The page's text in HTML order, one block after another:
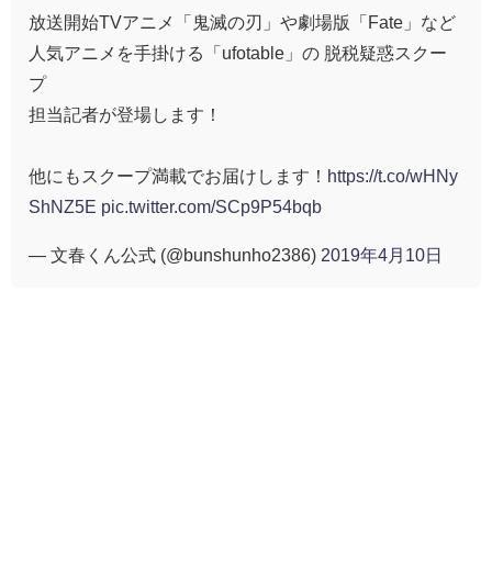
放送開始TVアニメ「鬼滅の刃」や劇場版「Fate」など
人気アニメを手掛ける「ufotable」の 脱税疑惑スクー
プ
担当記者が登場します！
他にもスクープ満載でお届けします！ https://t.co/wHNy
ShNZ5E pic.twitter.com/SCp9P54bqb
— 文春くん公式 (@bunshunho2386) 2019年4月10日